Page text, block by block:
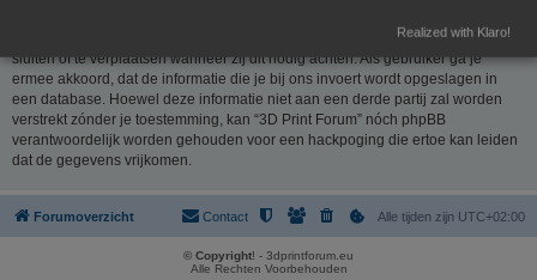
Forum” het recht heeft om ieder onderwerp te verwijderen, te wijzigen, te
sluiten of te verplaatsen wanneer zij dit nodig achten. Als gebruiker ga je
ermee akkoord, dat de informatie die je bij ons invoert wordt opgeslagen in
een database. Hoewel deze informatie niet aan een derde partij zal worden
verstrekt zónder je toestemming, kan “3D Print Forum” nóch phpBB
verantwoordelijk worden gehouden voor een hackpoging die ertoe kan leiden
dat de gegevens vrijkomen.
Forumoverzicht Alle tijden zijn UTC+02:00
Contact
© Copyright! - 3dprintforum.eu
Alle Rechten Voorbehouden
Realized with Klaro!